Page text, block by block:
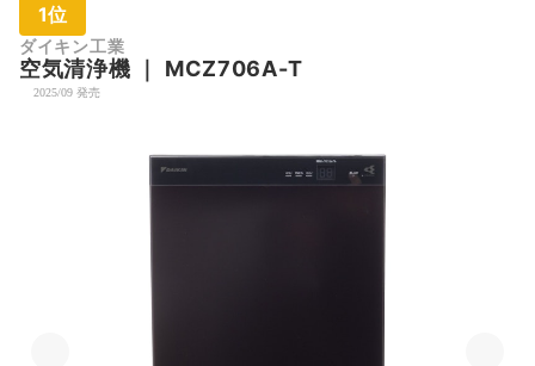
1位
ダイキン工業
空気清浄機 ｜ MCZ706A-T
2025/09 発売